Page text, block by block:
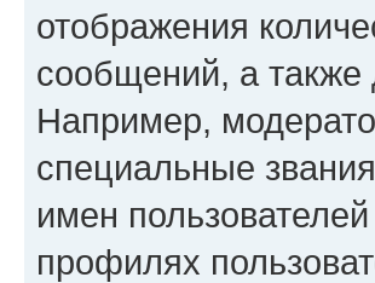
отображения
сообщений, а также
Например,
специальные
имен
профилях